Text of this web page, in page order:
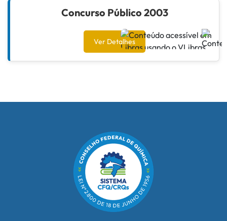
Concurso Público 2003
Ver Detalhes